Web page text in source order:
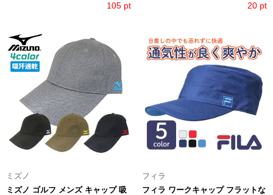
105 pt 20 pt
ミズノ
ミズノ ゴルフ メンズ キャップ 吸
フィラ
フィラ ワークキャップ フラットな